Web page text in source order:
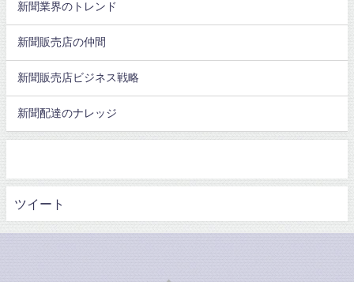
新聞業界のトレンド
新聞販売店の仲間
新聞販売店ビジネス戦略
新聞配達のナレッジ
ツイート